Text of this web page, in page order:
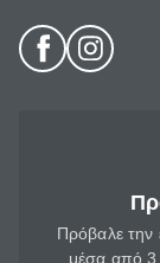
Πρόβαλε την
μέσα από 3